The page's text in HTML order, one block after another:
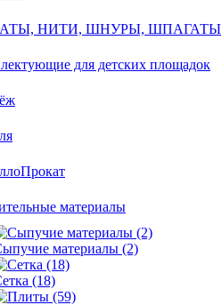
НИТИ, ШНУРЫ, ШПАГАТЫ
для детских площадок
материалы
материалы (2)
(18)